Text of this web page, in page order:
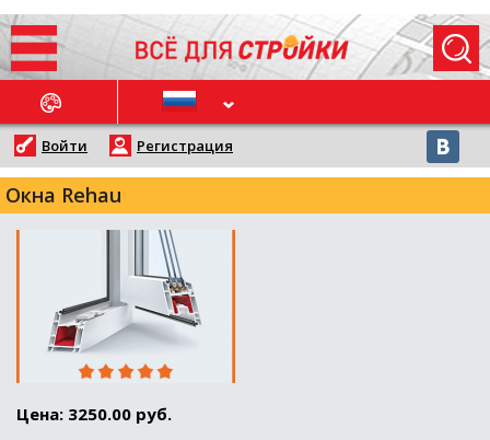
НОВОСТИ
Войти Регистрация
Окна Rehau
Цена: 3250.00 руб.